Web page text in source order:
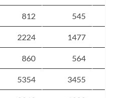
812 545
2224 1477
860 564
5354 3455